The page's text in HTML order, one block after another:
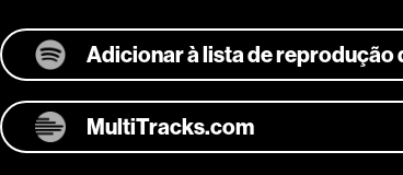
Adicionar à lista de reprodução
MultiTracks.com